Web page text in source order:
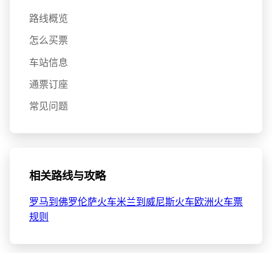
路线概览
怎么买票
车站信息
通票订座
常见问题
相关路线与攻略
罗马到佛罗伦萨火车米兰到威尼斯火车欧洲火车票
规则